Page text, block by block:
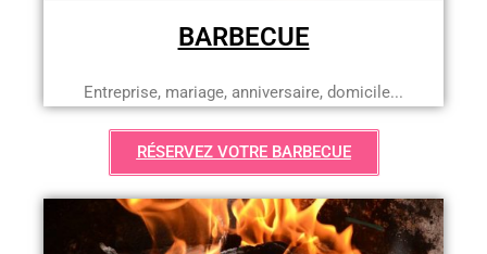
BARBECUE
Entreprise, mariage, anniversaire, domicile...
RÉSERVEZ VOTRE BARBECUE